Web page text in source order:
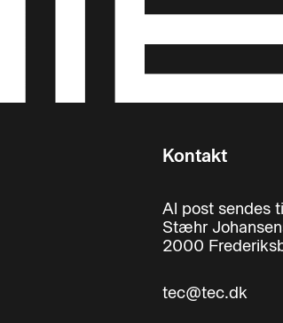
Kontakt
Al post sendes
Stæhr
2000
tec@tec.dk